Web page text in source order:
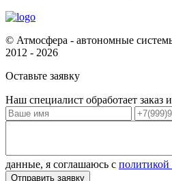
© Атмосфера - автономные
2012 - 2026
Оставьте заявку
Наш специалист обработает заказ
данные, я соглашаюсь с политикой